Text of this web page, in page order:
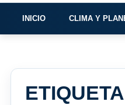
INICIO CLIMA Y